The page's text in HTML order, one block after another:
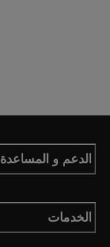
الدعم و المساعدة
الخدمات